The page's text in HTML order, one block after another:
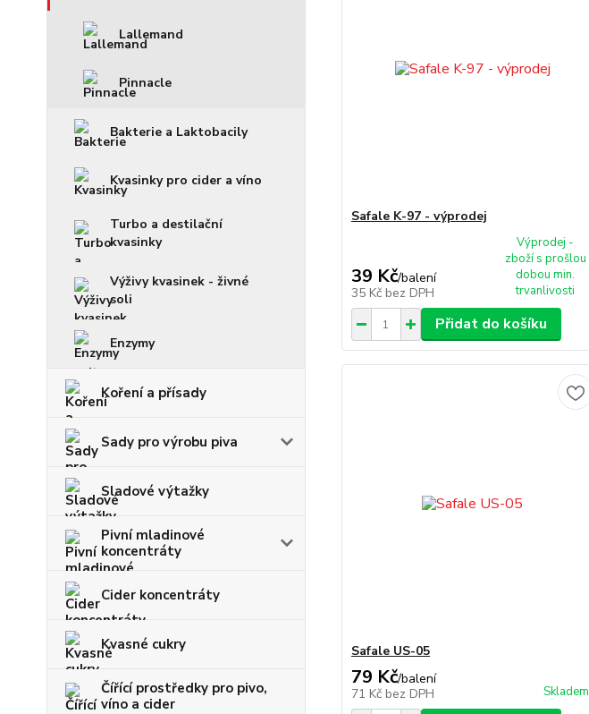
Lallemand
Pinnacle
Bakterie a Laktobacily
Kvasinky pro cider a víno
Turbo a destilační
kvasinky
Výživy kvasinek - živné
soli
Enzymy
Koření a přísady
Sady pro výrobu piva
Sladové výtažky
Pivní mladinové
koncentráty
Cider koncentráty
Kvasné cukry
Čířící prostředky pro pivo,
víno a cider
Safale K-97 - výprodej
39 Kč/balení
35 Kč bez DPH
Výprodej -
zboží s prošlou
dobou min.
trvanlivosti
Přidat do košíku
Safale US-05
79 Kč/balení
71 Kč bez DPH Skladem